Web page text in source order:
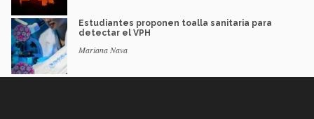
Estudiantes proponen toalla sanitaria para
detectar el VPH
Mariana Nava